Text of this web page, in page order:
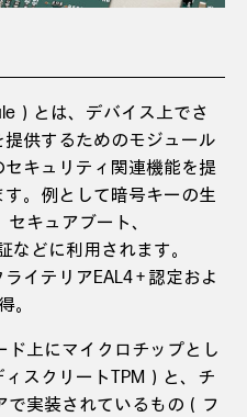
）とは、デバイス上でさ
供するためのモジュール
キュリティ関連機能を提
。例として暗号キーの生
キュアブート、
などに利用されます。
イテリアEAL4 + 認定およ
。
ド上にマイクロチップとし
スクリートTPM）と、チ
で実装されているもの（フ